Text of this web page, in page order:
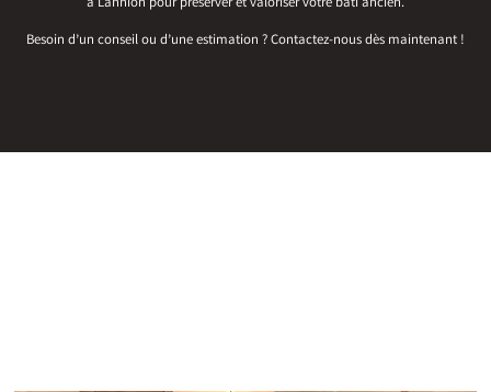
à Lannion pour préserver et valoriser votre bâti ancien.
Besoin d’un conseil ou d’une estimation ? Contactez-nous dès maintenant !